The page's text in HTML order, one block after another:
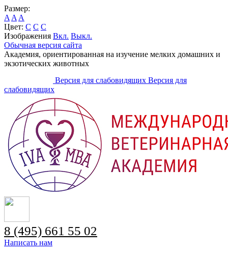
Размер:
A A A
Цвет: C C C
Изображения Вкл. Выкл.
Обычная версия сайта
Академия, ориентированная на изучение мелких домашних и
экзотических животных
Версия для слабовидящих Версия для
слабовидящих
8 (495) 661 55 02
Написать нам